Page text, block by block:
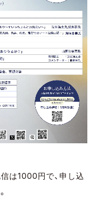
は1000円で、申し込